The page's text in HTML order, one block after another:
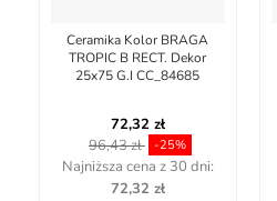
Ceramika Kolor BRAGA
TROPIC B RECT. Dekor
25x75 G.I CC_84685
72,32 zł
96,43 zł
-25%
Najniższa cena z 30 dni:
72,32 zł